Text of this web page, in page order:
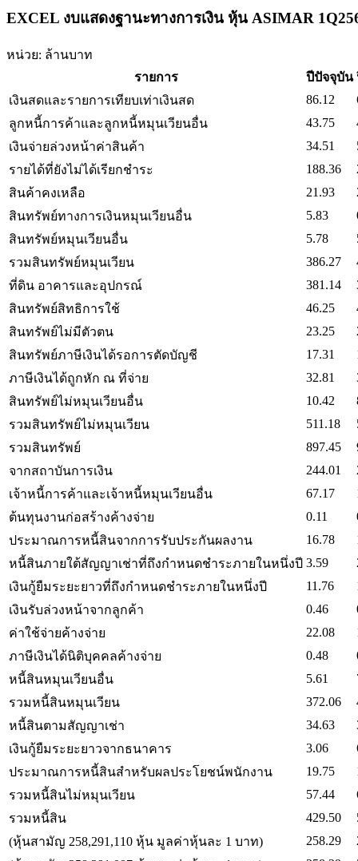
EXCEL งบแสดงฐานะทางการเงิน หุ้น ASIMAR
หน่วย: ล้านบาท
รายการ
ปีปัจจุบัน
เงินสดและรายการเทียบเท่าเงินสด
86.12
ลูกหนี้การค้าและลูกหนี้หมุนเวียนอื่น
43.75
เงินจ่ายล่วงหน้าค่าสินค้า
34.51
รายได้ที่ยังไม่ได้เรียกชำระ
188.36
สินค้าคงเหลือ
21.93
สินทรัพย์ทางการเงินหมุนเวียนอื่น
5.83
สินทรัพย์หมุนเวียนอื่น
5.78
รวมสินทรัพย์หมุนเวียน
386.27
ที่ดิน อาคารและอุปกรณ์
381.14
สินทรัพย์สิทธิการใช้
46.25
สินทรัพย์ไม่มีตัวตน
23.25
สินทรัพย์ภาษีเงินได้รอการตัดบัญชี
17.31
ภาษีเงินได้ถูกหัก ณ ที่จ่าย
32.81
สินทรัพย์ไม่หมุนเวียนอื่น
10.42
รวมสินทรัพย์ไม่หมุนเวียน
511.18
รวมสินทรัพย์
897.45
จากสถาบันการเงิน
244.01
เจ้าหนี้การค้าและเจ้าหนี้หมุนเวียนอื่น
67.17
ต้นทุนงานก่อสร้างค้างจ่าย
0.11
ประมาณการหนี้สินจากการรับประกันผลงาน
16.78
หนี้สินภายใต้สัญญาเช่าที่ถึงกำหนดชำระภายในหนึ่งปี 3.59
เงินกู้ยืมระยะยาวที่ถึงกำหนดชำระภายในหนึ่งปี
11.76
เงินรับล่วงหน้าจากลูกค้า
0.46
ค่าใช้จ่ายค้างจ่าย
22.08
ภาษีเงินได้นิติบุคคลค้างจ่าย
0.48
หนี้สินหมุนเวียนอื่น
5.61
รวมหนี้สินหมุนเวียน
372.06
หนี้สินตามสัญญาเช่า
34.63
เงินกู้ยืมระยะยาวจากธนาคาร
3.06
ประมาณการหนี้สินสำหรับผลประโยชน์พนักงาน
19.75
รวมหนี้สินไม่หมุนเวียน
57.44
รวมหนี้สิน
429.50
(หุ้นสามัญ 258,291,110 หุ้น มูลค่าหุ้นละ 1 บาท)
258.29